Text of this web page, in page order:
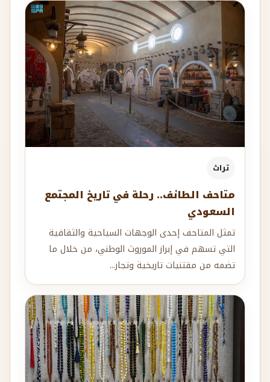
تراث
متاحف الطائف.. رحلة في تاريخ المجتمع
السعودي
تمثل المتاحف إحدى الوجهات السياحية والثقافية
التي تسهم في إبراز الموروث الوطني، من خلال ما
تضمه من مقتنيات تاريخية وتجار...